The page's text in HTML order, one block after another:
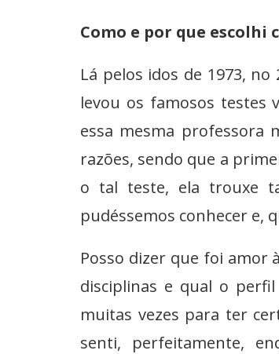
Como e por que
Lá pelos idos de 1973,
levou os famosos testes
essa mesma professora
razões, sendo que a
o tal teste, ela trouxe
pudéssemos conhecer e,
Posso dizer que foi amor
disciplinas e qual o
muitas vezes para ter
senti, perfeitamente,